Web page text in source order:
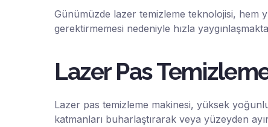
Günümüzde lazer temizleme teknolojisi, hem
gerektirmemesi nedeniyle hızla
Lazer Pas
Lazer pas temizleme makinesi, yüksek
katmanları buharlaştırarak veya yüzeyden